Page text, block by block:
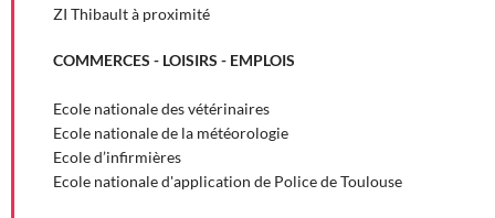
ZI Thibault à proximité
COMMERCES - LOISIRS - EMPLOIS
Ecole nationale des vétérinaires
Ecole nationale de la météorologie
Ecole d’infirmières
Ecole nationale d'application de Police de Toulouse